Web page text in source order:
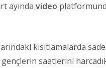
ayında video
kısıtlamalarda
saatlerini